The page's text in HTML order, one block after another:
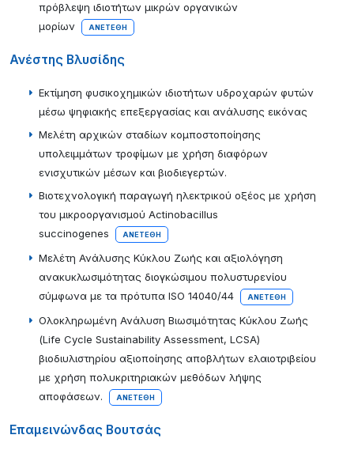
πρόβλεψη ιδιοτήτων μικρών οργανικών
μορίων
ΑΝΕΤΈΘΗ
Ανέστης Βλυσίδης
Εκτίμηση φυσικοχημικών ιδιοτήτων υδροχαρών φυτών
μέσω ψηφιακής επεξεργασίας και ανάλυσης εικόνας
Μελέτη αρχικών σταδίων κομποστοποίησης
υπολειμμάτων τροφίμων με χρήση διαφόρων
ενισχυτικών μέσων και βιοδιεγερτών.
Βιοτεχνολογική παραγωγή ηλεκτρικού οξέος με χρήση
του μικροοργανισμού Actinobacillus
succinogenes
ΑΝΕΤΈΘΗ
Μελέτη Ανάλυσης Κύκλου Ζωής και αξιολόγηση
ανακυκλωσιμότητας διογκώσιμου πολυστυρενίου
σύμφωνα με τα πρότυπα ISO 14040/44
ΑΝΕΤΈΘΗ
Ολοκληρωμένη Ανάλυση Βιωσιμότητας Κύκλου Ζωής
(Life Cycle Sustainability Assessment, LCSA)
βιοδιυλιστηρίου αξιοποίησης αποβλήτων ελαιοτριβείου
με χρήση πολυκριτηριακών μεθόδων λήψης
αποφάσεων.
ΑΝΕΤΈΘΗ
Επαμεινώνδας Βουτσάς